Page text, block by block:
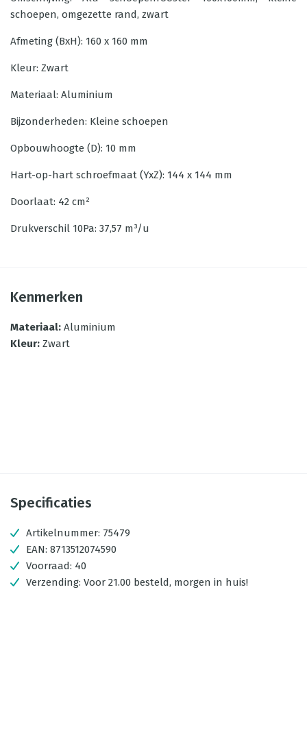
schoepen, omgezette rand, zwart
Afmeting (BxH): 160 x 160 mm
Kleur: Zwart
Materiaal: Aluminium
Bijzonderheden: Kleine schoepen
Opbouwhoogte (D): 10 mm
Hart-op-hart schroefmaat (YxZ): 144 x 144 mm
Doorlaat: 42 cm²
Drukverschil 10Pa: 37,57 m³/u
Kenmerken
Materiaal: Aluminium
Kleur: Zwart
Specificaties
Artikelnummer: 75479
EAN: 8713512074590
Voorraad: 40
Verzending: Voor 21.00 besteld, morgen in huis!